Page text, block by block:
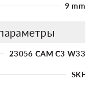
9 mm
23056 CAM C3 W33
SKF